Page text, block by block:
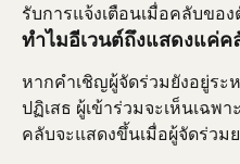
รับการแจ้งเตือนเมื่อคลับของ
ทำไมอีเวนต์ถึงแสดงแค่ค
หากคำเชิญผู้จัดร่วมยังอยู่ระ
ปฏิเสธ ผู้เข้าร่วมจะเห็นเฉพ
คลับจะแสดงขึ้นเมื่อผู้จัดร่วม